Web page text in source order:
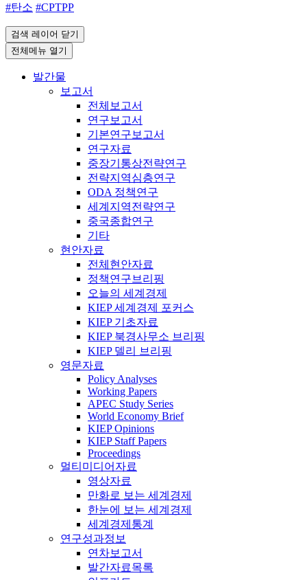
#탄소 #CPTPP
검색 레이어 닫기
전체메뉴 열기
발간물
보고서
전체보고서
연구보고서
기본연구보고서
연구자료
중장기통상전략연구
전략지역심층연구
ODA 정책연구
세계지역전략연구
중국종합연구
기타
현안자료
전체현안자료
정책연구브리핑
오늘의 세계경제
KIEP 세계경제 포커스
KIEP 기초자료
KIEP 북경사무소 브리핑
KIEP 델리 브리핑
영문자료
Policy Analyses
Working Papers
APEC Study Series
World Economy Brief
KIEP Opinions
KIEP Staff Papers
Proceedings
멀티미디어자료
영상자료
만화로 보는 세계경제
한눈에 보는 세계경제
세계경제통계
연구성과정보
연차보고서
발간자료목록